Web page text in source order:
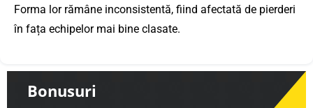
Forma lor rămâne inconsistentă, fiind afectată de pierderi
în fața echipelor mai bine clasate.
Bonusuri